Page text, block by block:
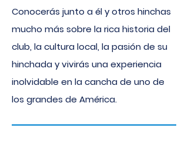
Conocerás junto a él y otros hinchas
mucho más sobre la rica historia del
club, la cultura local, la pasión de su
hinchada y vivirás una experiencia
inolvidable en la cancha de uno de
los grandes de América.